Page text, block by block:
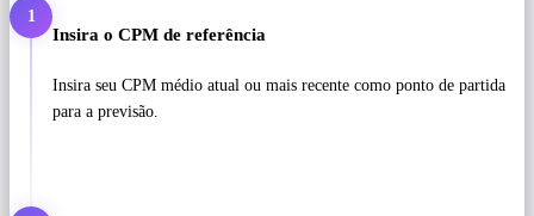
1
Insira o CPM de referência
Insira seu CPM médio atual ou mais recente como ponto de partida
para a previsão.